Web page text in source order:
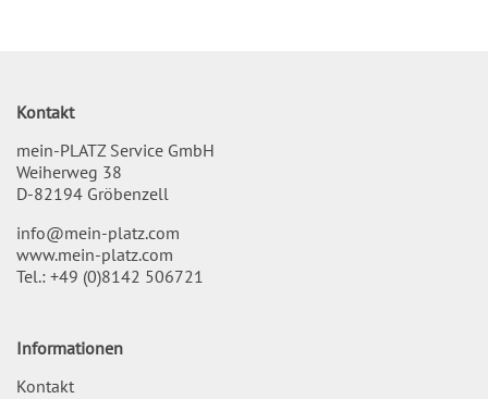
Kontakt
mein-PLATZ Service GmbH
Weiherweg 38
D-82194 Gröbenzell
info@mein-platz.com
www.mein-platz.com
Tel.: +49 (0)8142 506721
Informationen
Kontakt